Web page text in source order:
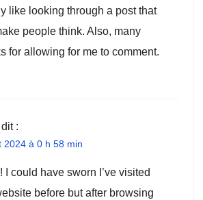
like looking through a post that
people think. Also, many
for allowing for me to comment.
dit :
2024 à 0 h 58 min
I could have sworn I’ve visited
before but after browsing